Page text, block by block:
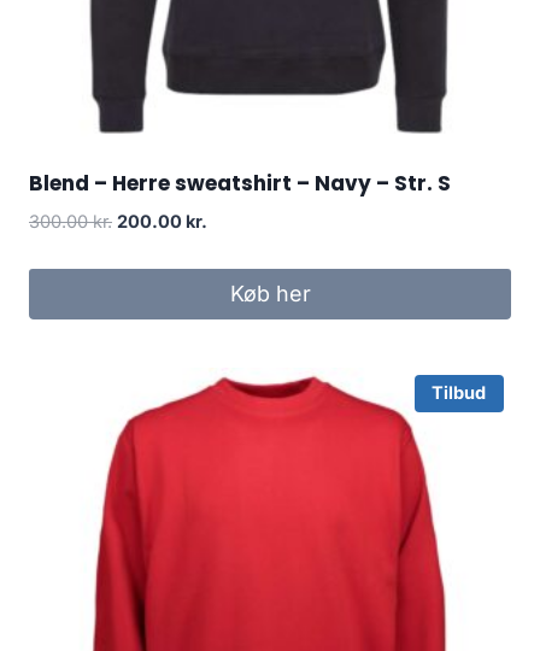
Blend – Herre sweatshirt – Navy – Str. S
300.00kr. Original
was:
200.00 kr.
is:
200.00 kr..
Køb her
Tilbud